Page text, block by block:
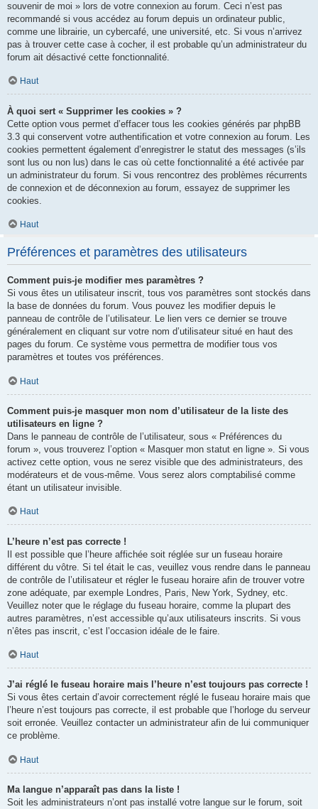
souvenir de moi » lors de votre connexion au forum. Ceci n’est pas
recommandé si vous accédez au forum depuis un ordinateur public,
comme une librairie, un cybercafé, une université, etc. Si vous n’arrivez
pas à trouver cette case à cocher, il est probable qu’un administrateur du
forum ait désactivé cette fonctionnalité.
Haut
À quoi sert « Supprimer les cookies » ?
Cette option vous permet d’effacer tous les cookies générés par phpBB
3.3 qui conservent votre authentification et votre connexion au forum. Les
cookies permettent également d’enregistrer le statut des messages (s’ils
sont lus ou non lus) dans le cas où cette fonctionnalité a été activée par
un administrateur du forum. Si vous rencontrez des problèmes récurrents
de connexion et de déconnexion au forum, essayez de supprimer les
cookies.
Haut
Préférences et paramètres des utilisateurs
Comment puis-je modifier mes paramètres ?
Si vous êtes un utilisateur inscrit, tous vos paramètres sont stockés dans
la base de données du forum. Vous pouvez les modifier depuis le
panneau de contrôle de l’utilisateur. Le lien vers ce dernier se trouve
généralement en cliquant sur votre nom d’utilisateur situé en haut des
pages du forum. Ce système vous permettra de modifier tous vos
paramètres et toutes vos préférences.
Haut
Comment puis-je masquer mon nom d’utilisateur de la liste des
utilisateurs en ligne ?
Dans le panneau de contrôle de l’utilisateur, sous « Préférences du
forum », vous trouverez l’option « Masquer mon statut en ligne ». Si vous
activez cette option, vous ne serez visible que des administrateurs, des
modérateurs et de vous-même. Vous serez alors comptabilisé comme
étant un utilisateur invisible.
Haut
L’heure n’est pas correcte !
Il est possible que l’heure affichée soit réglée sur un fuseau horaire
différent du vôtre. Si tel était le cas, veuillez vous rendre dans le panneau
de contrôle de l’utilisateur et régler le fuseau horaire afin de trouver votre
zone adéquate, par exemple Londres, Paris, New York, Sydney, etc.
Veuillez noter que le réglage du fuseau horaire, comme la plupart des
autres paramètres, n’est accessible qu’aux utilisateurs inscrits. Si vous
n’êtes pas inscrit, c’est l’occasion idéale de le faire.
Haut
J’ai réglé le fuseau horaire mais l’heure n’est toujours pas correcte !
Si vous êtes certain d’avoir correctement réglé le fuseau horaire mais que
l’heure n’est toujours pas correcte, il est probable que l’horloge du serveur
soit erronée. Veuillez contacter un administrateur afin de lui communiquer
ce problème.
Haut
Ma langue n’apparaît pas dans la liste !
Soit les administrateurs n’ont pas installé votre langue sur le forum, soit